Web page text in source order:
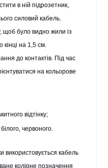
в ній підрозетник,
силовий кабель.
щоб було видно жили із
на 1,5 см.
до контактів. Під час
на кольорове
відтінку;
червоного.
використовується кабель
колірне позначення